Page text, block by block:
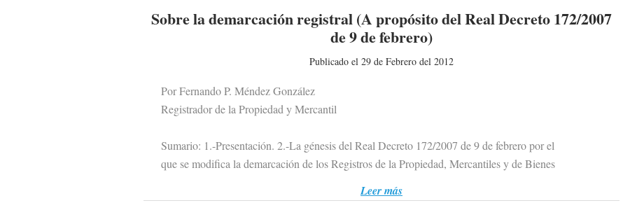
Sobre la demarcación registral (A propósito del Real Decreto 172/2007
de 9 de febrero)
Publicado el 29 de Febrero del 2012
Por Fernando P. Méndez González
Registrador de la Propiedad y Mercantil
Sumario: 1.-Presentación. 2.-La génesis del Real Decreto 172/2007 de 9 de febrero por el
que se modifica la demarcación de los Registros de la Propiedad, Mercantiles y de Bienes
Leer más